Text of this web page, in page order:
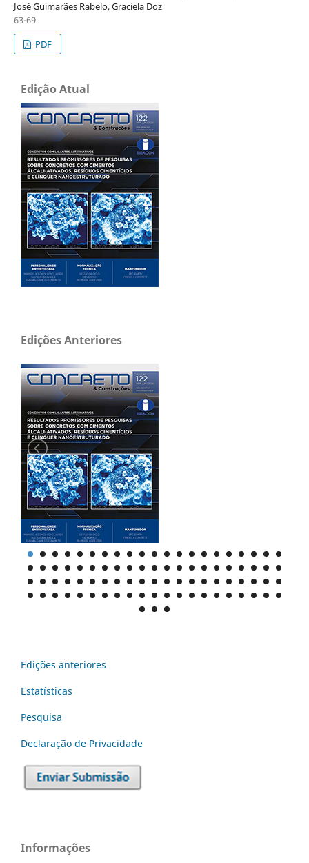
José Guimarães Rabelo, Graciela Doz
63-69
PDF
Edição Atual
Edições Anteriores
Edições anteriores
Estatísticas
Pesquisa
Declaraç˜ão de Privacidade
Informações